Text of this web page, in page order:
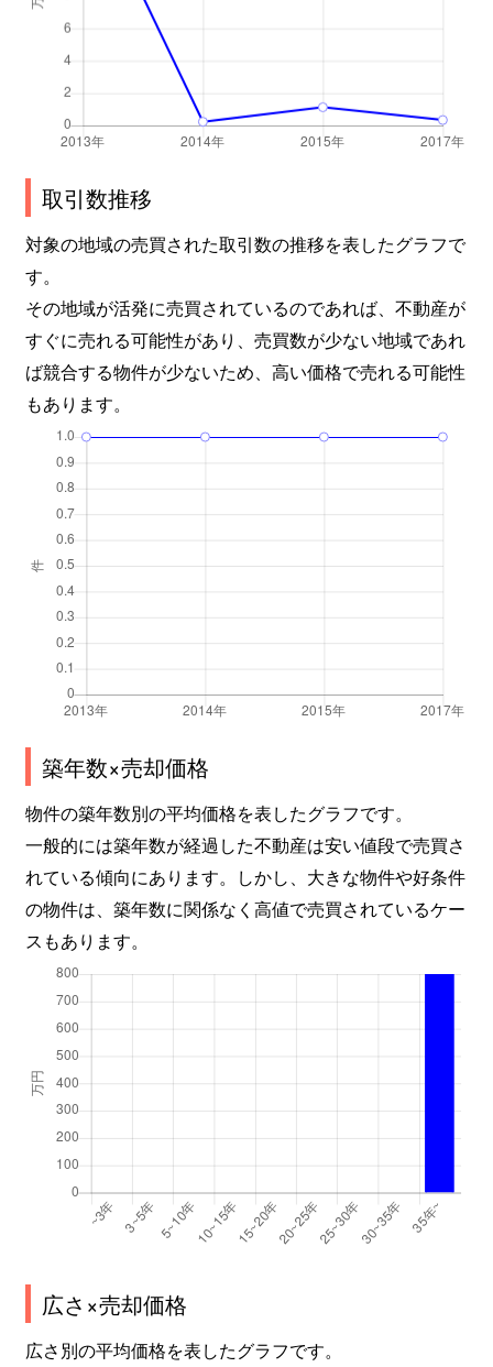
取引数推移
対象の地域の売買された取引数の推移を表したグラフで
す。
その地域が活発に売買されているのであれば、不動産が
すぐに売れる可能性があり、売買数が少ない地域であれ
ば競合する物件が少ないため、高い価格で売れる可能性
もあります。
築年数×売却価格
物件の築年数別の平均価格を表したグラフです。
一般的には築年数が経過した不動産は安い値段で売買さ
れている傾向にあります。しかし、大きな物件や好条件
の物件は、築年数に関係なく高値で売買されているケー
スもあります。
広さ×売却価格
広さ別の平均価格を表したグラフです。